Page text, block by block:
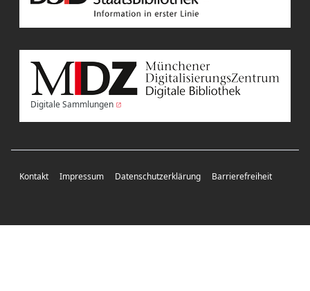
Digitale Sammlungen
Kontakt Impressum Datenschutzerklärung Barrierefreiheit